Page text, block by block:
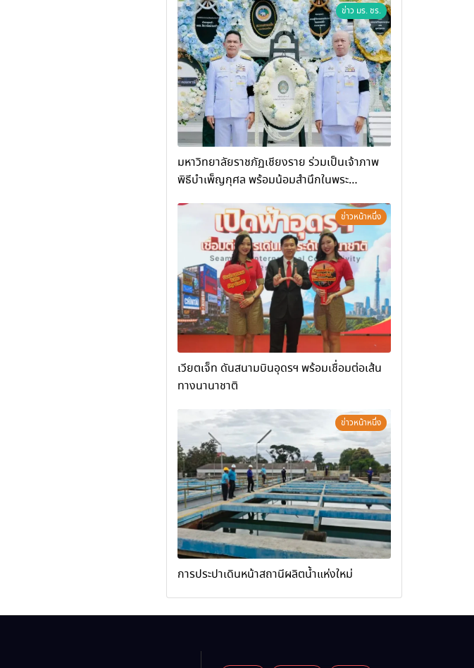
“การพัฒนาศักยภาพผู้ประกอบการและเครือข่าย
ธุรกิจ Wellness สู่การเติบโตอย่างยั่งยืน
(Chiang Rai Wellness Business
Academy)”
ข่าว มร. ชร.
มหาวิทยาลัยราชภัฏเชียงราย ร่วมเป็นเจ้าภาพ
พิธีบำเพ็ญกุศล พร้อมน้อมสำนึกในพระ
ข่าวหน้าหนึ่ง
เวียตเจ็ท ดันสนามบินอุดรฯ พร้อมเชื่อมต่อเส้น
ทางนานาชาติ
ข่าวหน้าหนึ่ง
การประปาเดินหน้าสถานีผลิตน้ำแห่งใหม่